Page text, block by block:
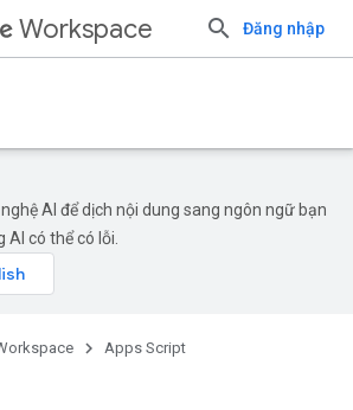
Workspace Đăng nhập
AI để dịch nội dung sang ngôn ngữ bạn
có thể có lỗi.
Apps Script